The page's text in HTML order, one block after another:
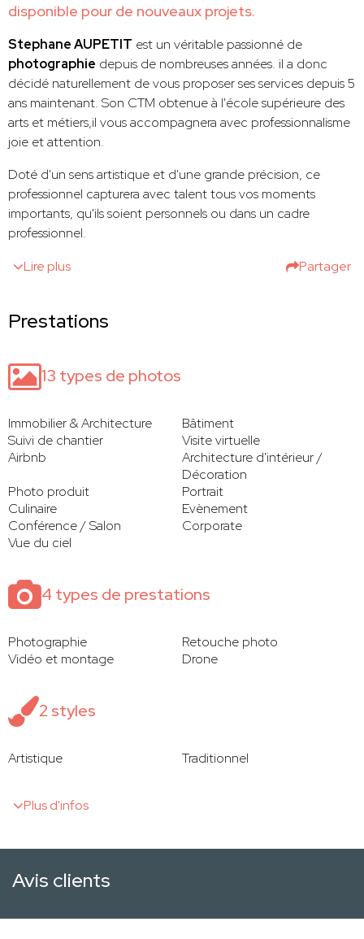
disponible pour de nouveaux projets.
Stephane AUPETIT est un véritable passionné de
photographie depuis de nombreuses années. il a donc
décidé naturellement de vous proposer ses services depuis 5
ans maintenant. Son CTM obtenue à l'école supérieure des
arts et métiers,il vous accompagnera avec professionnalisme
joie et attention.
Doté d'un sens artistique et d'une grande précision, ce
professionnel capturera avec talent tous vos moments
importants, qu'ils soient personnels ou dans un cadre
professionnel.
Lire plus
Partager
Prestations
13 types de photos
Immobilier & Architecture
Bâtiment
Suivi de chantier
Visite virtuelle
Airbnb
Architecture d'intérieur /
Décoration
Photo produit
Portrait
Culinaire
Evènement
Conférence / Salon
Corporate
Vue du ciel
4 types de prestations
Photographie
Retouche photo
Vidéo et montage
Drone
2 styles
Artistique Traditionnel
Plus d'infos
Avis clients